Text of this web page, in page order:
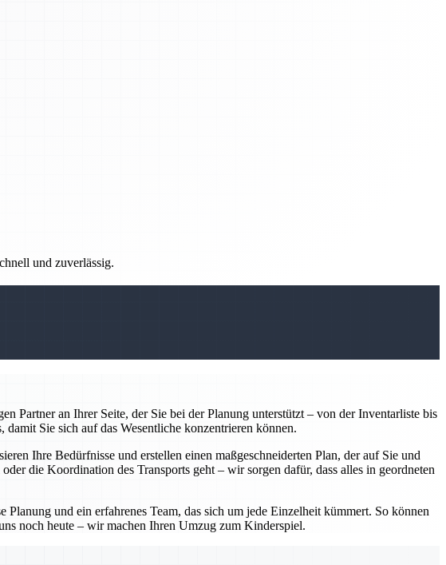
und zuverlässig.
Partner an Ihrer Seite, der Sie bei der Planung unterstützt – von der Inventarliste bis
Sie sich auf das Wesentliche konzentrieren können.
Ihre Bedürfnisse und erstellen einen maßgeschneiderten Plan, der auf Sie und
die Koordination des Transports geht – wir sorgen dafür, dass alles in geordneten
und ein erfahrenes Team, das sich um jede Einzelheit kümmert. So können
noch heute – wir machen Ihren Umzug zum Kinderspiel.